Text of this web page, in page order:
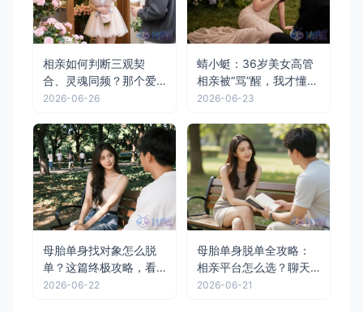
相亲如何判断三观契
合、灵魂同频？那个爱
了四年的女孩用离开教
2026-06-26
蜻小蜓：36岁美女高管
相亲被“骂”醒，我才懂大
龄单身的根源从来不是
2026-06-23
母胎单身找对象怎么脱
单？这篇终极攻略，看
完直接少走3年弯路
2026-06-22
母胎单身脱单全攻略：
相亲平台怎么选？聊天
话题怎么聊？蜻小蜓一
2026-06-21